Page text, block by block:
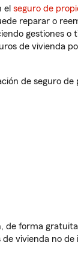
el seguro de
reparar o
gestiones o
de vivienda
de seguro
de forma
vivienda no